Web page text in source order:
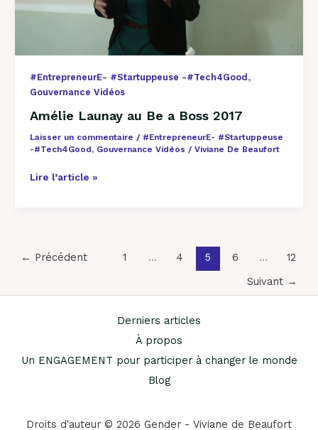
#EntrepreneurE- #Startuppeuse -#Tech4Good ,
Gouvernance Vidéos
Amélie Launay au Be a Boss 2017
Laisser un commentaire / #EntrepreneurE- #Startuppeuse
-#Tech4Good, Gouvernance Vidéos / Viviane De Beaufort
Lire l’article »
← Précédent 1 … 4 5 6 …
12
Suivant →
Derniers articles
À propos
Un ENGAGEMENT pour participer à changer le monde
Blog
Droits d'auteur © 2026 Gender - Viviane de Beaufort